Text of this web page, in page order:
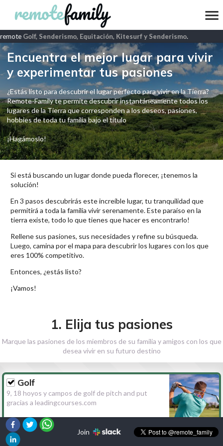
Golf, Senderismo, Equitación, Kitesurf y Senderismo.
Encuentra el mejor lugar para vivir
y experimentar tus pasiones
¿Estás listo para descubrir el lugar perfecto para vivir en la Tierra?
Remote-Family te permite descubrir instantáneamente todos los
lugares de la Tierra que corresponden a los deseos, pasiones,
hobbies de toda tu familia bajo el título
¡Hagámoslo!
Si está buscando un lugar donde pueda florecer, ¡tenemos la
solución!
En 3 pasos descubrirás este increíble lugar, tu tranquilidad que
permitirá a toda la familia vivir serenamente. Este paraíso en la
tierra existe, todo lo que tienes que hacer es encontrarlo!
Rellene sus pasiones, sus necesidades y refine su búsqueda.
Luego, camina por el mapa para descubrir los lugares con los que
eres 100% competitivo.
Entonces, ¿estás listo?
¡Vamos!
1. Elija tus pasiones
Marque las pasiones de los miembros de su familia y amigos con los que
desea vivir en su futuro destino
Golf
9, 18 hoyos y campos de golf de pitch and put
gracias a leadingcourses.com
Senderismo
Join